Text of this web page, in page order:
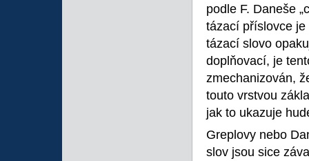
podle F. Daneše
tázací příslovce
tázací slovo
doplňovací, je
zmechanizován,
touto vrstvou
jak to ukazuje
Greplovy nebo
slov jsou sice